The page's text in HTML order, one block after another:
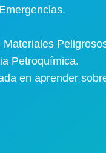
Petroquímica.
en aprender